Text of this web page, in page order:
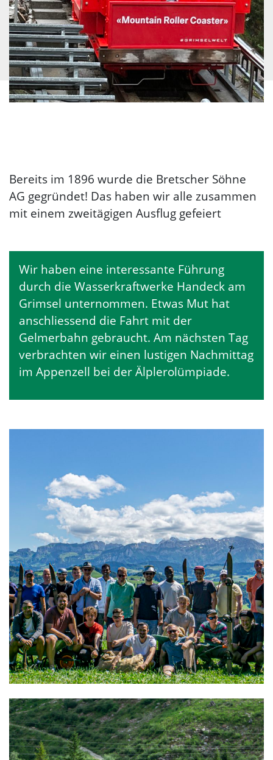
Bereits im 1896 wurde die Bretscher Söhne
AG gegründet! Das haben wir alle zusammen
mit einem zweitägigen Ausflug gefeiert
Wir haben eine interessante Führung
durch die Wasserkraftwerke Handeck am
Grimsel unternommen. Etwas Mut hat
anschliessend die Fahrt mit der
Gelmerbahn gebraucht. Am nächsten Tag
verbrachten wir einen lustigen Nachmittag
im Appenzell bei der Älplerolümpiade.